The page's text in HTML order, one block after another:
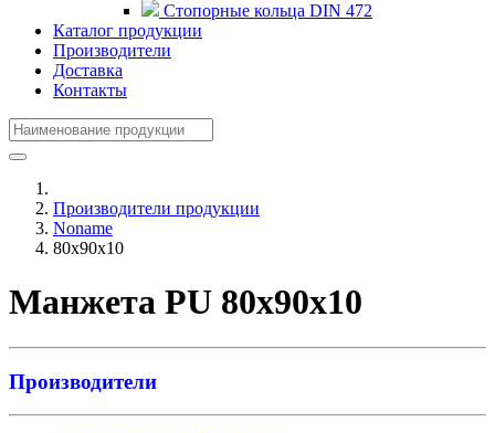
Стопорные кольца DIN 472
Каталог продукции
Производители
Доставка
Контакты
Производители продукции
Noname
80x90x10
Манжета PU 80x90x10
Производители